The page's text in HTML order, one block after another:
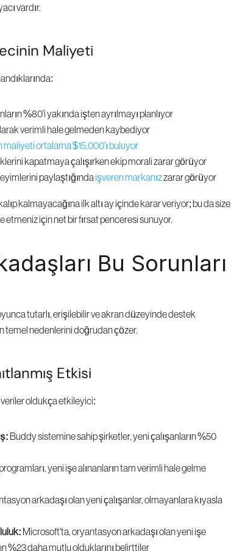
vardır.
Maliyeti
%80'i yakında işten ayrılmayı planlıyor
verimli hale gelmeden kaybediyor
maliyeti ortalama $15,000'ı buluyor
kapatmaya çalışırken ekip morali zarar görüyor
paylaştığında işveren markanız zarar görüyor
kalmayacağına ilk altı ay içinde karar veriyor; bu da size
için net bir fırsat penceresi sunuyor.
Bu Sorunları
tutarlı, erişilebilir ve akran düzeyinde destek
temel nedenlerini doğrudan çözer.
Etkisi
oldukça etkileyici:
Buddy sistemine sahip şirketler, yeni çalışanların %50
yeni işe alınanların tam verimli hale gelme
arkadaşı olan yeni çalışanlar, olmayanlara kıyasla
Microsoft'ta, oryantasyon arkadaşı olan yeni işe
%23 daha mutlu olduklarını belirttiler